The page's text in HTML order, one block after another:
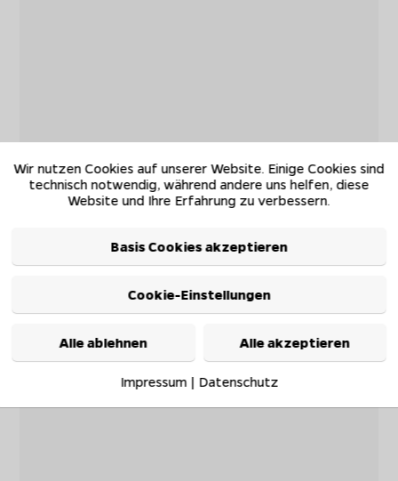
Wir nutzen Cookies auf unserer Website. Einige Cookies sind
technisch notwendig, während andere uns helfen, diese
Website und Ihre Erfahrung zu verbessern.
Basis Cookies akzeptieren
Cookie-Einstellungen
Alle ablehnen Alle akzeptieren
Impressum| Datenschutz